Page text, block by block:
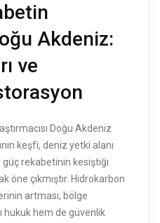
Akdeniz:
ve
Doğu Akdeniz
keşfi, deniz yetki alanı
güç rekabetinin kesiştiği
öne çıkmıştır. Hidrokarbon
artması, bölge
hukuk hem de güvenlik